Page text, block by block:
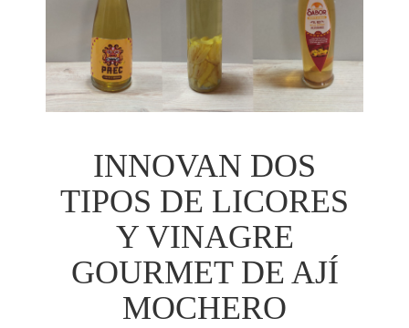
INNOVAN DOS
TIPOS DE LICORES
Y VINAGRE
GOURMET DE AJÍ
MOCHERO